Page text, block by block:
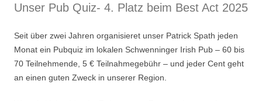
Unser Pub Quiz- 4. Platz beim Best Act 2025
Seit über zwei Jahren organisieret unser Patrick Spath jeden
Monat ein Pubquiz im lokalen Schwenninger Irish Pub – 60 bis
70 Teilnehmende, 5 € Teilnahmegebühr – und jeder Cent geht
an einen guten Zweck in unserer Region.